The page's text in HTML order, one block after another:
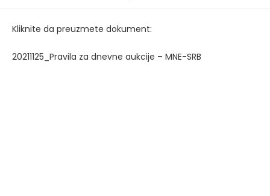
Kliknite da preuzmete dokument:
20211125_Pravila za dnevne aukcije – MNE-SRB